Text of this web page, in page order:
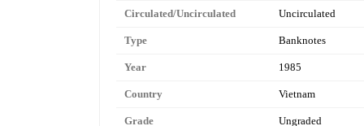
Circulated/Uncirculated Uncirculated
Type Banknotes
Year 1985
Country Vietnam
Grade Ungraded